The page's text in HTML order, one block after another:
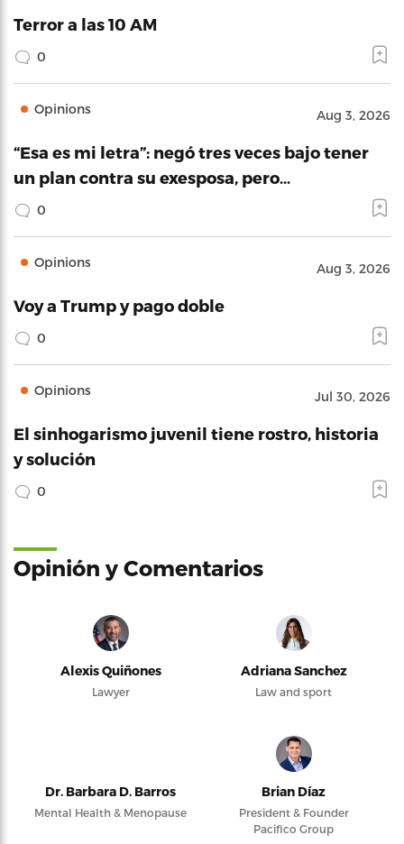
Terror a las 10 AM
0
Opinions Aug 3, 2026
“Esa es mi letra”: negó tres veces bajo tener
un plan contra su exesposa, pero…
0
Opinions Aug 3, 2026
Voy a Trump y pago doble
0
Opinions Jul 30, 2026
El sinhogarismo juvenil tiene rostro, historia
y solución
0
Opinión y Comentarios
Alexis Quiñones
Lawyer
Adriana Sanchez
Law and sport
Dr. Barbara D. Barros
Mental Health & Menopause
Brian Díaz
President & Founder
Pacifico Group